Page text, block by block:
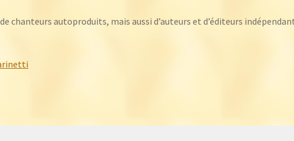
chanteurs autoproduits, mais aussi d’auteurs et d’éditeurs